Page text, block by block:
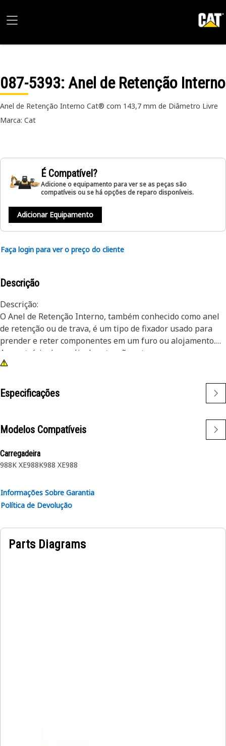
087-5393: Anel de Retenção Interno
Anel de Retenção Interno Cat® com 143,7 mm de Diâmetro Livre
Marca: Cat
É Compatível?
Adicione o equipamento para ver se as peças são
compatíveis ou se há opções de reparo disponíveis.
Adicionar Equipamento
Faça login para ver o preço do cliente
Descrição
Descrição:
O Anel de Retenção Interno, também conhecido como anel
de retenção ou de trava, é um tipo de fixador usado para
prender e reter componentes em um furo ou alojamento.
Ao contrário dos anéis de retenção externos que se
encaixam em um eixo ou pino, os anéis de retenção
manter os componentes no lugar. A principal finalidade de
um anel de retenção interno é evitar o movimento axial ou
alojamento. Ele atua como um dispositivo de retenção,
mantendo componentes como rolamentos, eixos ou
vedações firmemente no lugar.
para fins de durabilidade, confiabilidade e produtividade.
• Feito de materiais duráveis que oferecem robustez e
recesso no diâmetro interno.
Especificações
Modelos Compatíveis
Carregadeira
988K XE988K988 XE988
Informações Sobre Garantia
Política de Devolução
Parts Diagrams